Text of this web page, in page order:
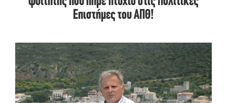
Επιστήμες του ΑΠΘ!